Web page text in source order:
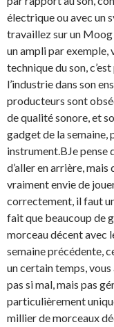
électrique ou avec un
travaillez sur un
un ampli par exemple,
technique du son,
l’industrie dans son
producteurs sont
de qualité sonore, et
gadget de la semaine,
instrument.BJe pense
d’aller en arrière,
vraiment envie de
correctement, il faut
fait que beaucoup de
morceau décent avec
semaine précédente,
un certain temps, vous
pas si mal, mais pas
particulièrement
millier de morceaux